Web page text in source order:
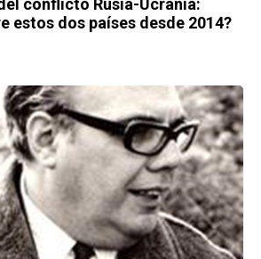
conflicto Rusia-Ucrania:
estos dos países desde 2014?